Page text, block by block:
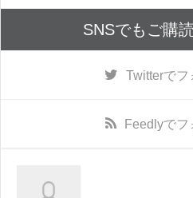
SNSでもご購
Twitterでフ
Feedlyでフ